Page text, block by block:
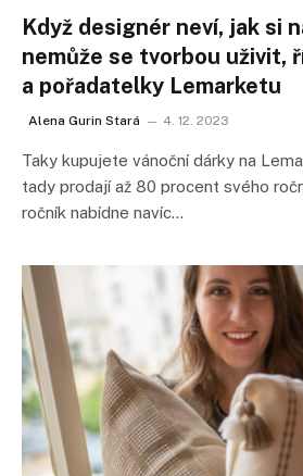
Když designér neví, jak si
nemůže se tvorbou uživit,
a pořadatelky Lemarketu
Alena Gurin Stará 4. 12. 2023
Taky kupujete vánoční dárky na
tady prodají až 80 procent svého
ročník nabídne navíc…